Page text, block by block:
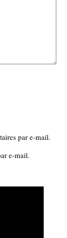
par e-mail.
e-mail.